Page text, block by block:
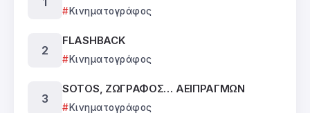
Κινηματογράφος
FLASHBACK
Κινηματογράφος
SOTOS, ΖΩΓΡΑΦΟΣ… ΑΕΙΠΡΑΓΜΩΝ
Κινηματογράφος